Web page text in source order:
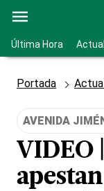
Última Hora
Portada
AVENIDA
VIDEO